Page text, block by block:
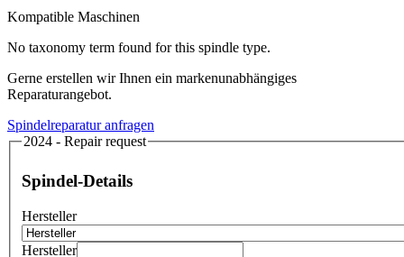
Kompatible Maschinen
No taxonomy term found for this spindle type.
Gerne erstellen wir Ihnen ein markenunabhängiges
Reparaturangebot.
Spindelreparatur anfragen
2024 - Repair request
Spindel-Details
Hersteller
Hersteller